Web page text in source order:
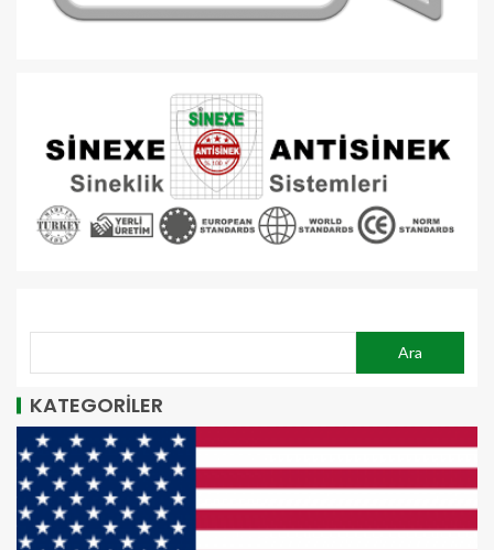
Ara
KATEGORİLER